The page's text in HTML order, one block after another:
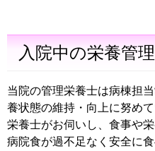
入院中の栄養管
当院の管理栄養士は病棟担
養状態の維持・向上に努め
栄養士がお伺いし、食事や
病院食が過不足なく安全に